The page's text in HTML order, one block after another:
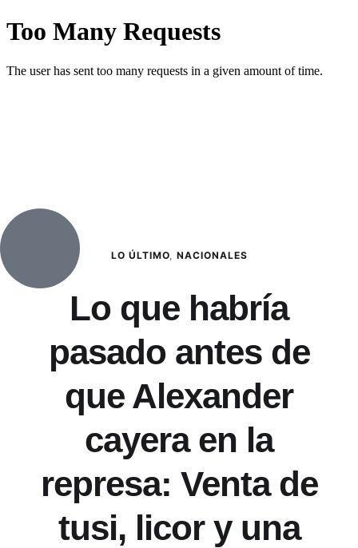
LO ÚLTIMO, NACIONALES
Lo que habría
pasado antes de
que Alexander
cayera en la
represa: Venta de
tusi, licor y una